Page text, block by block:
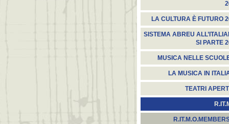
LA CULTURA È FUTURO
SISTEMA ABREU
SI PARTE
MUSICA NELLE
LA MUSICA IN
TEATRI